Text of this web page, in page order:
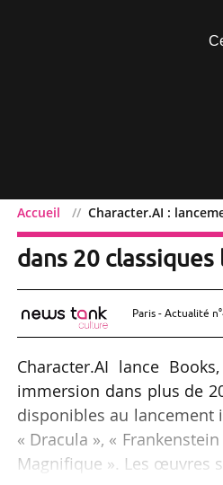
Accueil Character.AI :
Character.AI :
dans 20
Paris - Actualité
Character.AI lance
immersion dans plus de
disponibles au lancement
« Dracula », «
Magnifique ». Les œuvres